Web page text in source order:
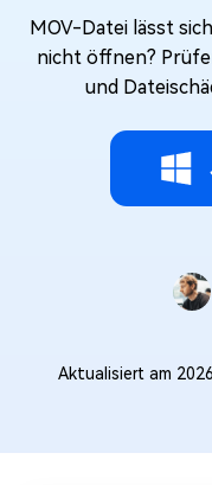
MOV-Datei lässt
nicht öffnen?
und
Aktualisiert am